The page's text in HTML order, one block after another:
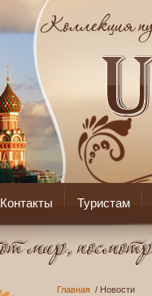
Контакты Туристам
Главная / Новости